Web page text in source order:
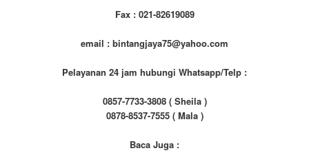
Fax : 021-82619089
email : bintangjaya75@yahoo.com
Pelayanan 24 jam hubungi Whatsapp/Telp :
0857-7733-3808 ( Sheila )
0878-8537-7555 ( Mala )
Baca Juga :